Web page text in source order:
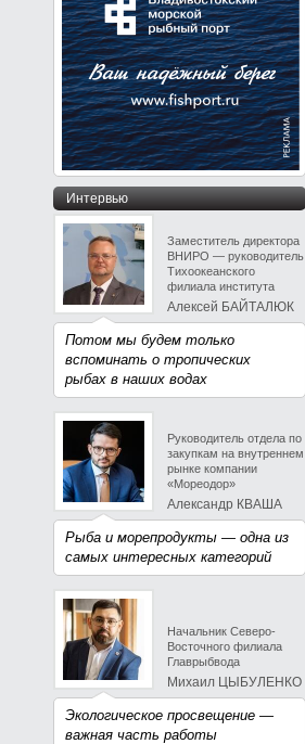
Интервью
Заместитель директора
ВНИРО — руководитель
Тихоокеанского
филиала института
Алексей БАЙТАЛЮК
Потом мы будем только
вспоминать о тропических
рыбах в наших водах
Руководитель отдела по
закупкам на внутреннем
рынке компании
«Мореодор»
Александр КВАША
Рыба и морепродукты — одна из
самых интересных категорий
Начальник Северо-
Восточного филиала
Главрыбвода
Михаил ЦЫБУЛЕНКО
Экологическое просвещение —
важная часть работы